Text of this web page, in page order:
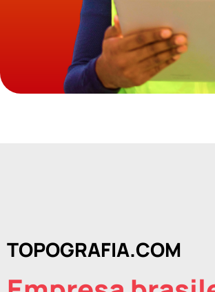
TOPOGRAFIA.COM